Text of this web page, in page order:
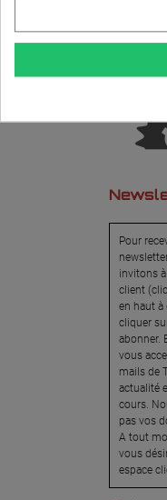
Pour
invitons
client
en haut à
cliquer
abonner.
vous
mails de
actualité
cours.
pas vos
A tout
vous
espace